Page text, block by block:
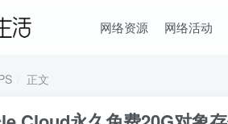
网络资源 网络活动
正文